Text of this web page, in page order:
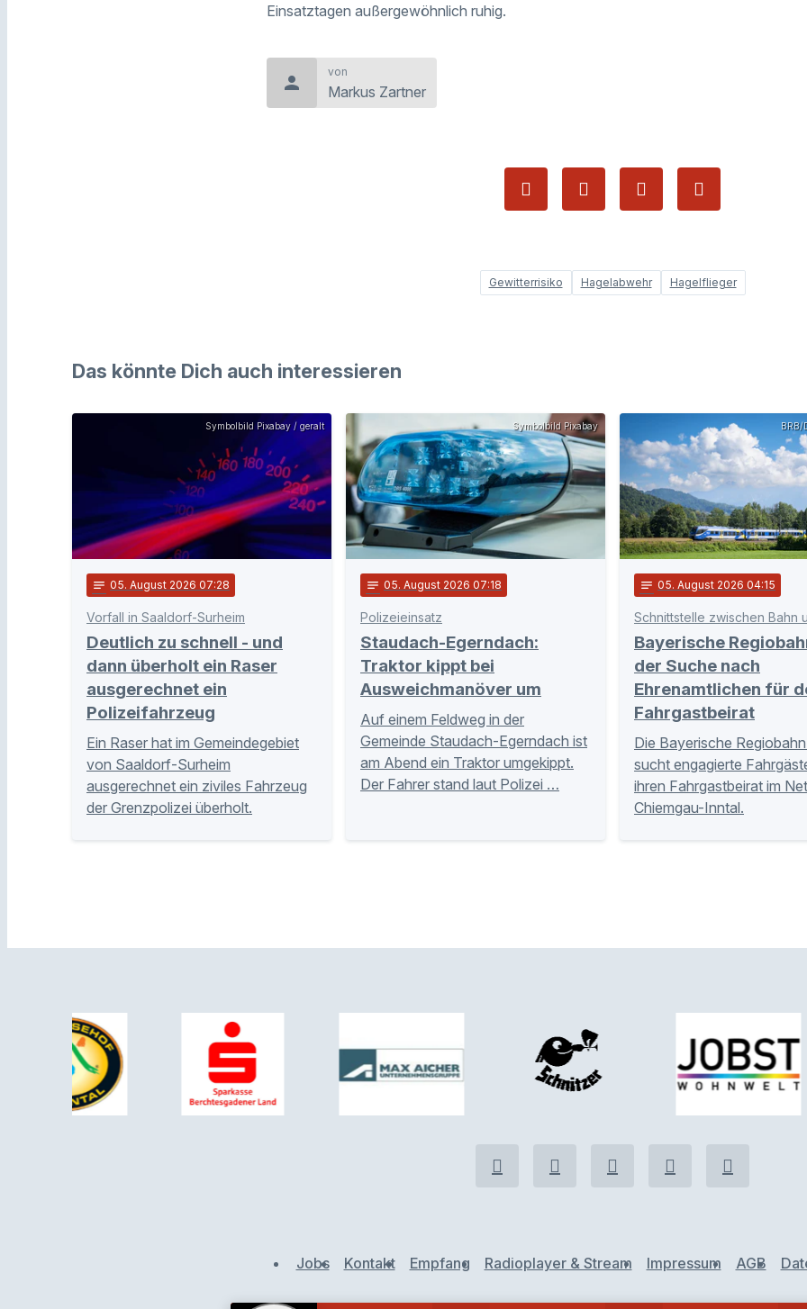
Einsatztagen außergewöhnlich ruhig.
person
von
Markus Zartner
Gewitterrisiko Hagelabwehr Hagelflieger
Das könnte Dich auch interessieren
Symbolbild Pixabay / geralt
notes 05. August 2026 07:28
Vorfall in Saaldorf-Surheim
Deutlich zu schnell - und
dann überholt ein Raser
ausgerechnet ein
Polizeifahrzeug
Ein Raser hat im Gemeindegebiet
von Saaldorf-Surheim
ausgerechnet ein ziviles Fahrzeug
der Grenzpolizei überholt.
Symbolbild Pixabay
notes 05. August 2026 07:18
Polizeieinsatz
Staudach-Egerndach:
Traktor kippt bei
Ausweichmanöver um
Auf einem Feldweg in der
Gemeinde Staudach-Egerndach ist
am Abend ein Traktor umgekippt.
Der Fahrer stand laut Polizei …
BRB/
notes 05. August 2026 04:15
Bayerische
der Suche nach
Ehrenamtlichen für
Fahrgastbeirat
Die Bayerische
sucht engagierte
ihren Fahrgastbeirat im
Chiemgau-Inntal.
Jobs Kontakt Empfang Radioplayer & Stream Impressum AGB